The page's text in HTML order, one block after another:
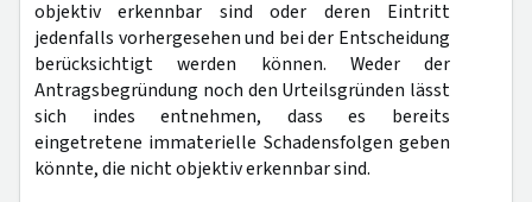
objektiv erkennbar sind oder deren Eintritt
jedenfalls vorhergesehen und bei der Entscheidung
berücksichtigt werden können. Weder der
Antragsbegründung noch den Urteilsgründen lässt
sich indes entnehmen, dass es bereits
eingetretene immaterielle Schadensfolgen geben
könnte, die nicht objektiv erkennbar sind.